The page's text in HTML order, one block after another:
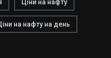
Ціни на нафту
на нафту на день